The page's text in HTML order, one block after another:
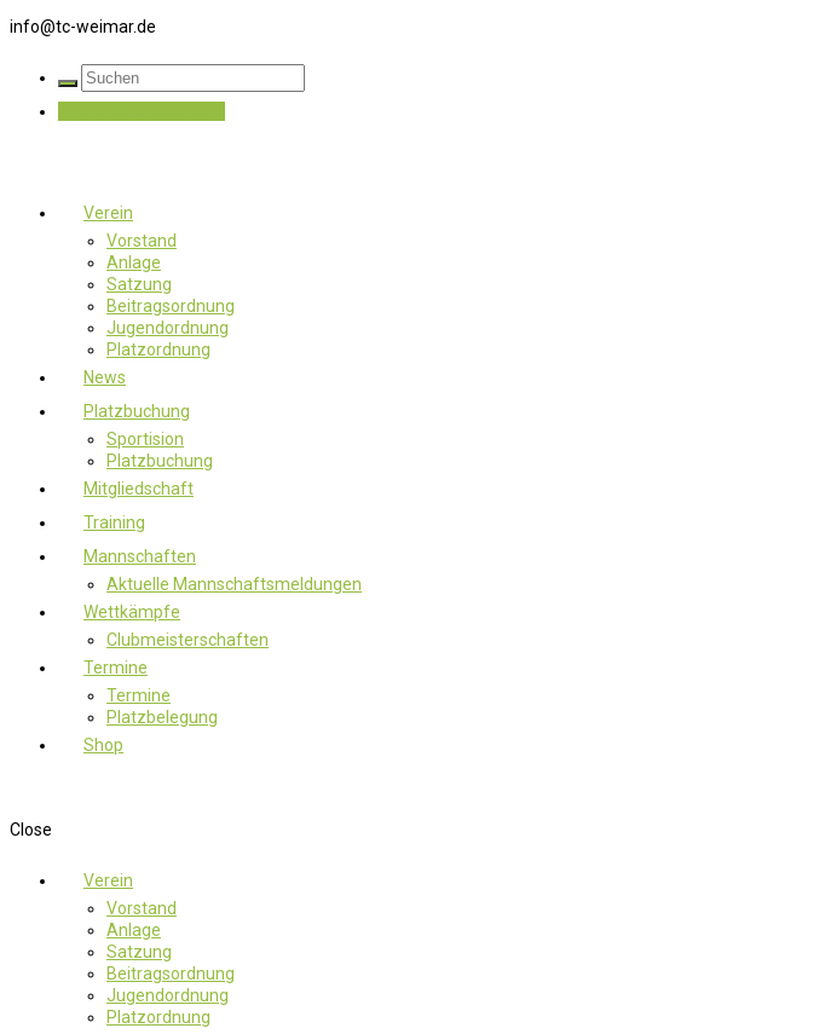
info@tc-weimar.de
Verein
Vorstand
Anlage
Satzung
Beitragsordnung
Jugendordnung
Platzordnung
News
Platzbuchung
Sportision
Platzbuchung
Mitgliedschaft
Training
Mannschaften
Aktuelle Mannschaftsmeldungen
Wettkämpfe
Clubmeisterschaften
Termine
Termine
Platzbelegung
Shop
Close
Verein
Vorstand
Anlage
Satzung
Beitragsordnung
Jugendordnung
Platzordnung